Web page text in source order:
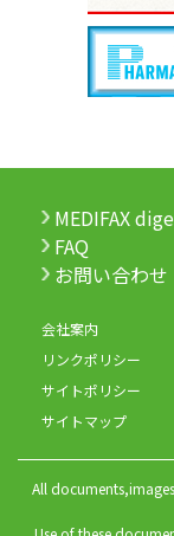
MEDIFAX
FAQ
お問い合わせ
会社案内
リンクポリシー
サイトポリシー
サイトマップ
All